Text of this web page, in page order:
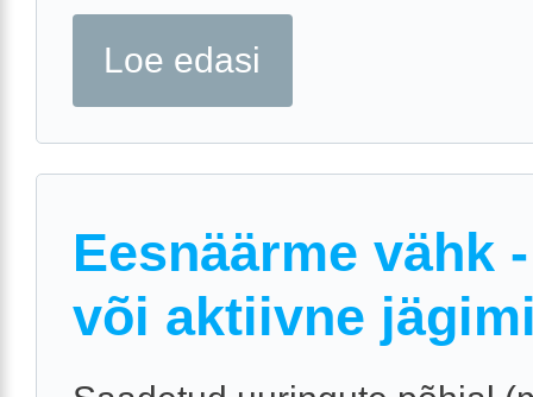
Loe edasi
Eesnäärme vähk
või aktiivne